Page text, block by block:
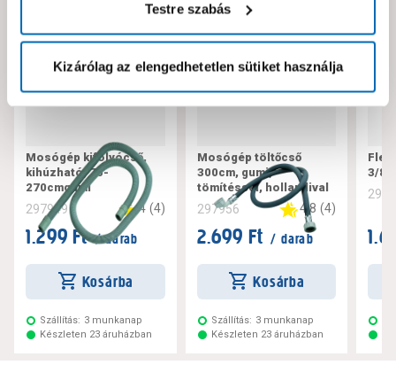
Testre szabás
Kizárólag az elengedhetetlen sütiket használja
Mosógép kifolyócső,
kihúzható, 70-
270cmgumi
297949 4 (4)
1.299 Ft / darab
Kosárba
Szállítás: 3 munkanap
Készleten 23 áruházban
Mosógép töltőcső
300cm, gumi,
tömítéssel, hollandival
297956 4.8 (4)
2.699 Ft / darab
Kosárba
Szállítás: 3 munkanap
Készleten 23 áruházban
3/8"